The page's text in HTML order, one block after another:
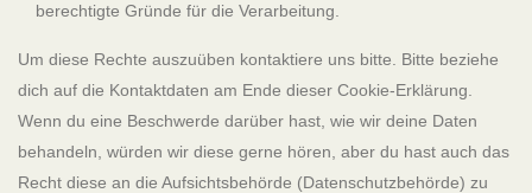
berechtigte Gründe für die Verarbeitung.
Um diese Rechte auszuüben kontaktiere uns bitte. Bitte beziehe
dich auf die Kontaktdaten am Ende dieser Cookie-Erklärung.
Wenn du eine Beschwerde darüber hast, wie wir deine Daten
behandeln, würden wir diese gerne hören, aber du hast auch das
Recht diese an die Aufsichtsbehörde (Datenschutzbehörde) zu
EMAIL info@snooze-alling.com